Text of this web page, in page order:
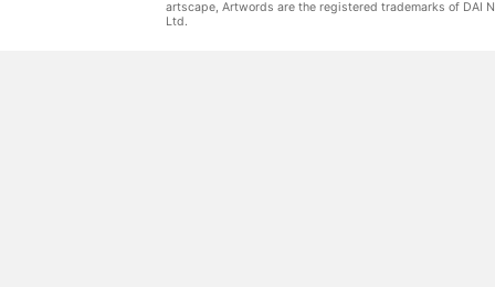
artscape, Artwords are the registered trademarks of DAI
Ltd.